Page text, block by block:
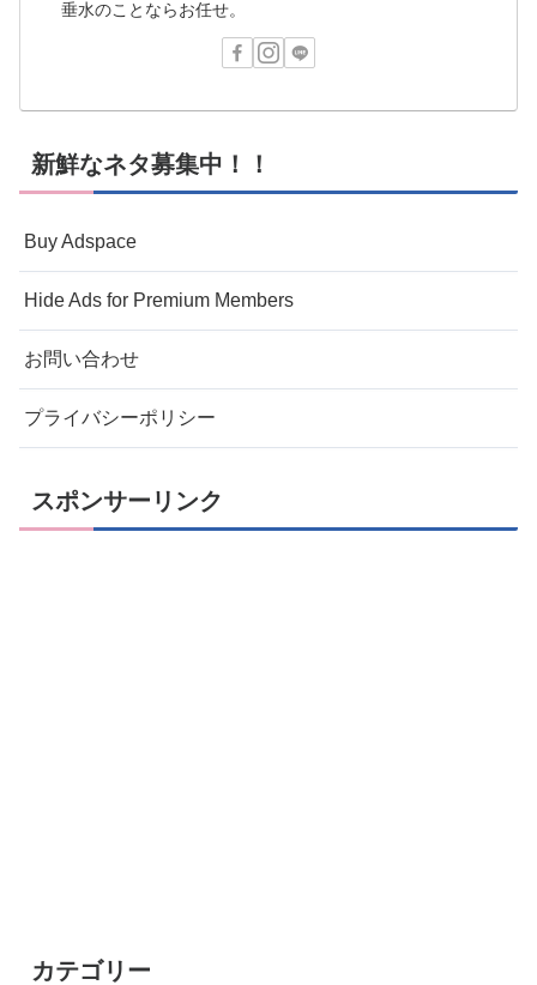
垂水のことならお任せ。
新鮮なネタ募集中！！
Buy Adspace
Hide Ads for Premium Members
お問い合わせ
プライバシーポリシー
スポンサーリンク
カテゴリー